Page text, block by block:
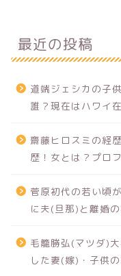
最近の投稿
道端ジェシカの子
誰？現在はハワイ
齋藤ヒロスミの経
歴！女とは？プロ
菅原初代の若い頃
に夫(旦那)と離婚の
毛籠勝弘(マツダ)
した妻(嫁)・子供